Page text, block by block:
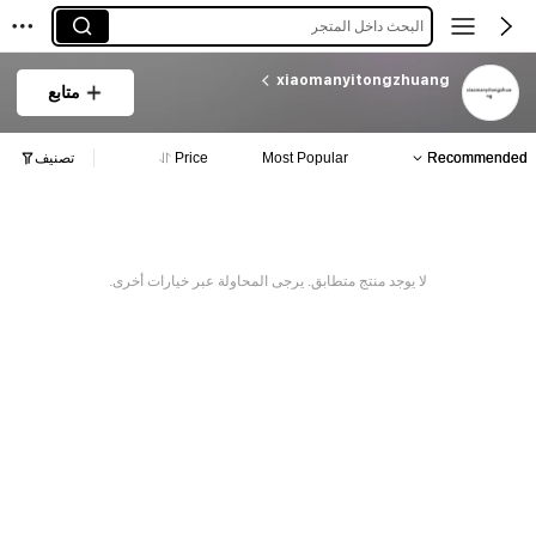
البحث داخل المتجر
xiaomanyitongzhuang
متابع
Recommended
Most Popular
Price تصنيف
لا يوجد منتج متطابق. يرجى المحاولة عبر خيارات أخرى.